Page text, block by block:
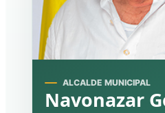
ALCALDE MUNICIPAL
Navonazar